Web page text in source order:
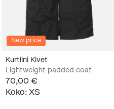
New price
Kurtiini Kivet
Lightweight padded coat
70,00 €
Koko: XS